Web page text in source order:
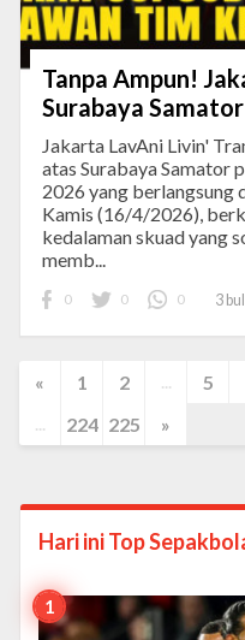
Tanpa Ampun!
Surabaya
Jakarta LavAni Livin'
atas Surabaya Samator
2026 yang berlangsung
Kamis (16/4/2026),
kedalaman skuad yang
memb...
0 0 0 3
« 1 2 ... 5
... 224 225 »
Hari ini Top